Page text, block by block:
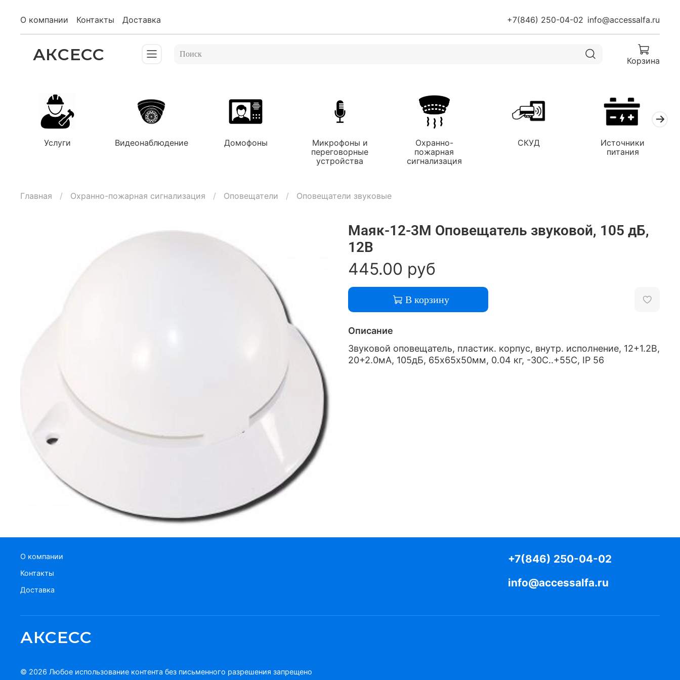
О компании Контакты Доставка +7(846) 250-04-02 info@accessalfa.ru
АКСЕСС Корзина
Услуги Видеонаблюдение Домофоны
Микрофоны и
переговорные
устройства
Охранно-
пожарная
сигнализация
СКУД
Источники
питания
Главная Охранно-пожарная сигнализация Оповещатели Оповещатели звуковые
Маяк-12-3М Оповещатель звуковой, 105 дБ,
12В
445.00 руб
В корзину
Описание
Звуковой оповещатель, пластик. корпус, внутр. исполнение, 12+1.2В,
20+2.0мА, 105дБ, 65х65х50мм, 0.04 кг, -30С..+55С, IP 56
О компании
Контакты
Доставка
+7(846) 250-04-02
info@accessalfa.ru
АКСЕСС
© 2026 Любое использование контента без письменного разрешения запрещено